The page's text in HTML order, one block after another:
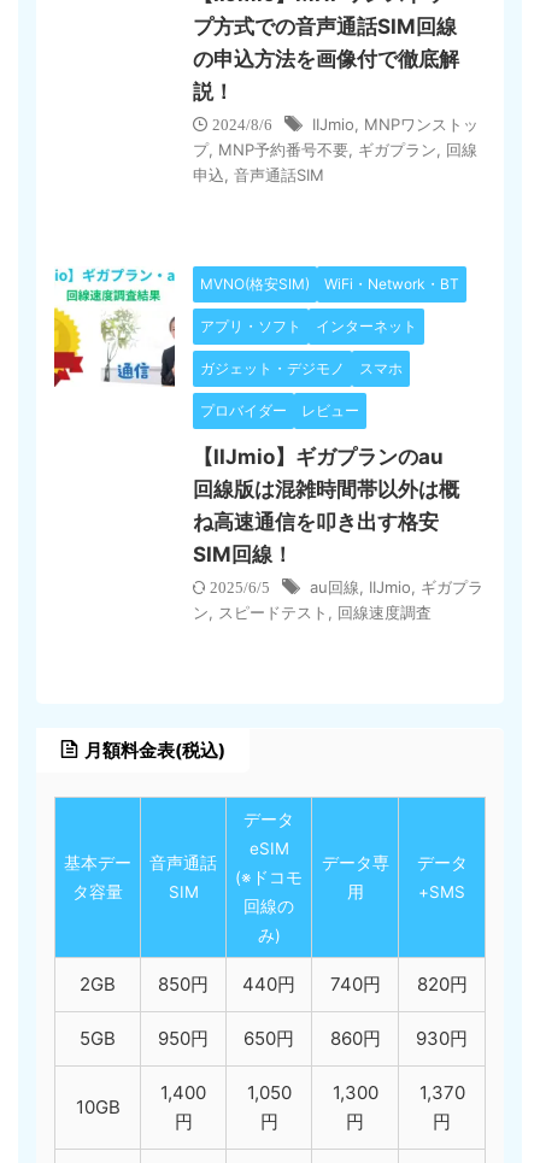
プ方式での音声通話SIM回線
の申込方法を画像付で徹底解
説！
2024/8/6 IIJmio
MNPワンストッ
プ, MNP予約番号不要 ギガプラン
回線
申込 音声通話SIM
MVNO(格安SIM) WiFi・Network・BT
アプリ・ソフト インターネット
ガジェット・デジモノ スマホ
プロバイダー レビュー
【IIJmio】ギガプランのau
回線版は混雑時間帯以外は概
ね高速通信を叩き出す格安
SIM回線！
2025/6/5 au回線 IIJmio
ギガプラ
ン
スピードテスト 回線速度調査
月額料金表(税込)
基本デー
タ容量
音声通話
SIM
データ
eSIM
(※ドコモ
回線の
み)
データ専
用
データ
+SMS
2GB 850円 440円 740円 820円
5GB 950円 650円 860円 930円
10GB
1,400
円
1,050
円
1,300
円
1,370
円